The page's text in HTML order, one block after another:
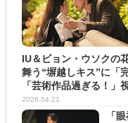
IU＆ビョン・ウソクの
舞う“塀越しキス”に「
「芸術作品過ぎる！」
2026.04.21
「